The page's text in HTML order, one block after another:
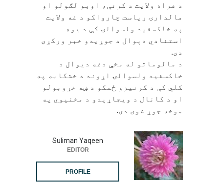
د فراه ولایت د کرنې، اوبو لګولو او
مالدارۍ ریاست چارواکو د غه ولایت
په خاکسفيد ولسوالۍ کې د یوه
استنادي دېوال د جوړیدو خبر ورکړی
دی.
د مالوماتو له مخې دغه دیوال د
خاکسفيد ولسوالۍ اړوند د خشکابه په
کلي کې د کرنیزو ځمکو د ښه خړوبولو
او د کانال د ويجاړېدو د مخنیوي په
موخه جوړ شوی دی.
Suliman Yaqeen
EDITOR
PROFILE